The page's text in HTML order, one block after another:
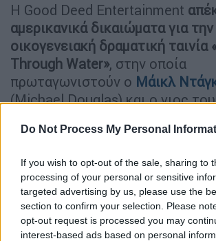
Do Not Process My Personal
If you wish to opt-out of the sale, sharing to
processing of your personal or sensitive
targeted advertising by us, please use the
section to confirm your selection. Please
opt-out request is processed you may
interest-based ads based on personal
H Good Deed Entertainment
αμερικανικά δικαιώματα για την
οικογενειακή δραματική ταινία
Through Water», στην οποία
πρωταγωνιστούν ο Μάικλ
(Michael Douglas) και ο γιος
ΔΙΑΒΑΣΤΕ ΕΠΙΣΗΣ
Σινεμά|18.06.2025 12:35
Τομ Κρουζ και Ντόλι
των καλλιτεχνών που θα
τιμητικά Όσκαρ